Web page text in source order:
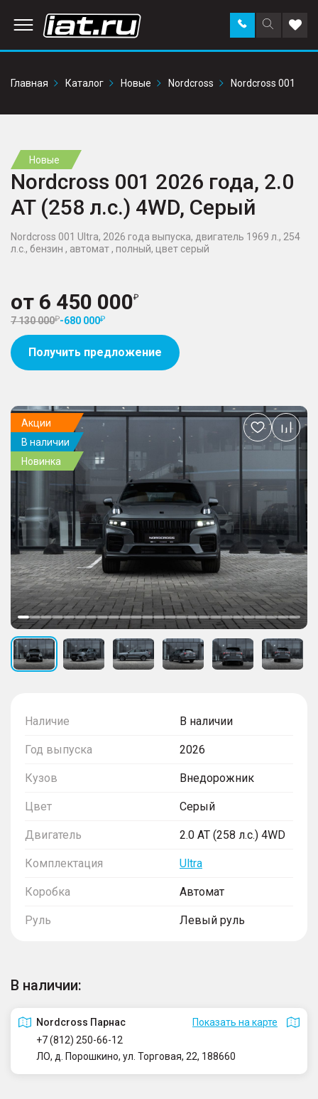
Поиск
по
Заказать
звонок в
Главная
Каталог Новые Nordcross Nordcross 001
Новые
Nordcross 001 2026 года, 2.0
AT (258 л.с.) 4WD, Серый
Nordcross 001 Ultra, 2026 года выпуска, двигатель 1969 л., 254
л.с., бензин , автомат , полный, цвет серый
от 6 450 000
7 130 000 -680 000
Получить предложение
Наличие В наличии
Год выпуска 2026
Кузов Внедорожник
Цвет Серый
Двигатель 2.0 AT (258 л.с.) 4WD
Комплектация Ultra
Коробка Автомат
Руль Левый руль
В наличии:
Nordcross Парнас
Показать на карте
+7 (812) 250-66-12
ЛО, д. Порошкино, ул. Торговая, 22, 188660
Акции
В наличии
Новинка
Добавить
в